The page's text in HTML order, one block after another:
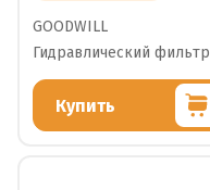
GOODWILL
Гидравлический фильтр
Купить